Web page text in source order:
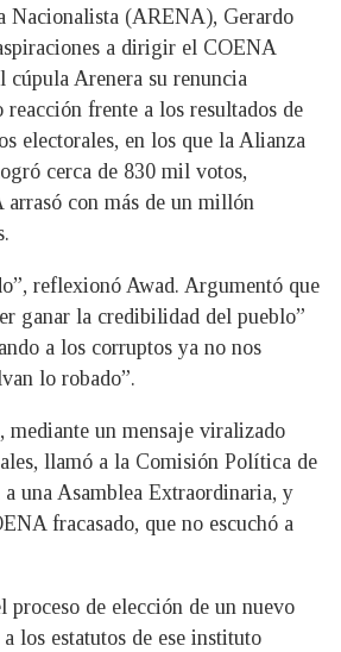
Nacionalista (ARENA), Gerardo
a dirigir el COENA
cúpula Arenera su renuncia
reacción frente a los resultados de
electorales, en los que la Alianza
cerca de 830 mil votos,
con más de un millón
reflexionó Awad. Argumentó que
ganar la credibilidad del pueblo”
a los corruptos ya no nos
lo robado”.
mediante un mensaje viralizado
llamó a la Comisión Política de
una Asamblea Extraordinaria, y
fracasado, que no escuchó a
proceso de elección de un nuevo
los estatutos de ese instituto